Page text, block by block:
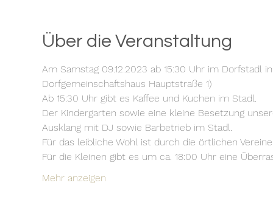
Über die Veranstaltung
Am Samstag 09.12.2023 ab 15:30 Uhr im Dorfstadl
Dorfgemeinschaftshaus Hauptstraße 1)
Ab 15:30 Uhr gibt es Kaffee und Kuchen im Stadl.
Der Kindergarten sowie eine kleine Besetzung
Ausklang mit DJ sowie Barbetrieb im Stadl.
Für das leibliche Wohl ist durch die örtlichen
Für die Kleinen gibt es um ca. 18:00 Uhr eine
Mehr anzeigen